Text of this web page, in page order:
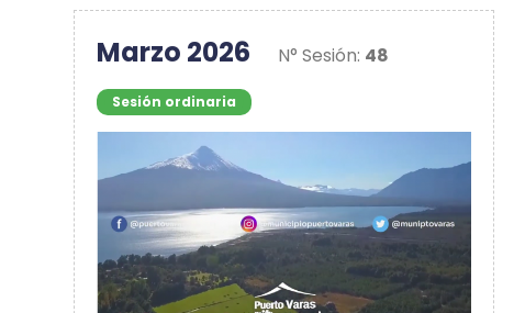
Marzo 2026 N° Sesión: 48
Sesión ordinaria